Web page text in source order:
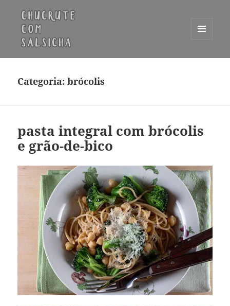
WIDGETS
Categoria:brócolis
pasta integral com brócolis
e grão-de-bico